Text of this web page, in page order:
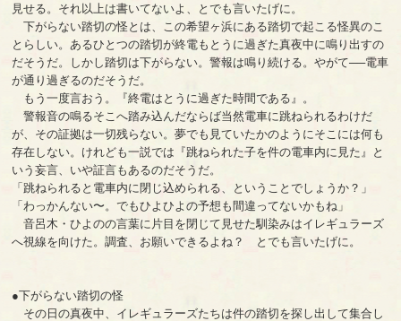
見せる。それ以上は書いてないよ、とでも言いたげに。
下がらない踏切の怪とは、この希望ヶ浜にある踏切で起こる怪異のこ
とらしい。あるひとつの踏切が終電もとうに過ぎた真夜中に鳴り出すの
だそうだ。しかし踏切は下がらない。警報は鳴り続ける。やがて──電車
が通り過ぎるのだそうだ。
もう一度言おう。『終電はとうに過ぎた時間である』。
警報音の鳴るそこへ踏み込んだならば当然電車に跳ねられるわけだ
が、その証拠は一切残らない。夢でも見ていたかのようにそこには何も
存在しない。けれども一説では『跳ねられた子を件の電車内に見た』と
いう妄言、いや証言もあるのだそうだ。
「跳ねられると電車内に閉じ込められる、ということでしょうか？」
「わっかんない〜。でもひよひよの予想も間違ってないかもね」
音呂木・ひよのの言葉に片目を閉じて見せた馴染みはイレギュラーズ
へ視線を向けた。調査、お願いできるよね？ とでも言いたげに。
●下がらない踏切の怪
その日の真夜中、イレギュラーズたちは件の踏切を探し出して集合し